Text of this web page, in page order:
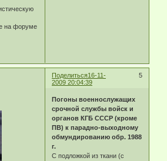
Поделиться 5
16-11-
2009 20:04:39
Погоны военнослужащих
срочной службы войск и
органов КГБ СССР (кроме
ПВ) к парадно-выходному
обмундированию обр. 1988
г.
С подложкой из ткани (с